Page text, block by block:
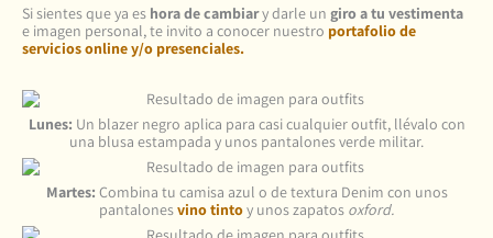
Si sientes que ya es hora de cambiary darle un giro a tu vestimenta
e imagen personal, te invito a conocer nuestro portafolio de
servicios online y/o presenciales.
Lunes: Un blazer negro aplica para casi cualquier outfit, llévalo con
una blusa estampada y unos pantalones verde militar.
Martes: Combina tu camisa azul o de textura Denim con unos
pantalonesvino tintoy unos zapatos oxford.